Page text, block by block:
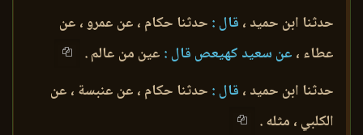
حدثنا ابن حميد ، قال : حدثنا حكام ، عن عمرو ، عن
عطاء ، عن سعيد كهيعص قال : عين من عالم .
حدثنا ابن حميد ، قال : حدثنا حكام ، عن عنبسة ، عن
الكلبي ، مثله .